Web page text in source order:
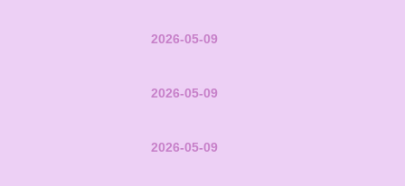
2026-05-09
2026-05-09
2026-05-09